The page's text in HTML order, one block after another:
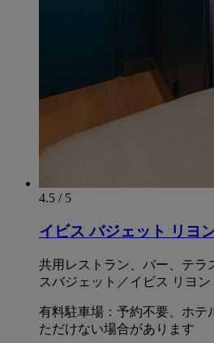
4.5 / 5
イビス バジェット リヨ
共用レストラン、バー、テラ
スバジェット／イビス リヨン
有料駐車場：予約不要、ホテ
ただけない場合があります